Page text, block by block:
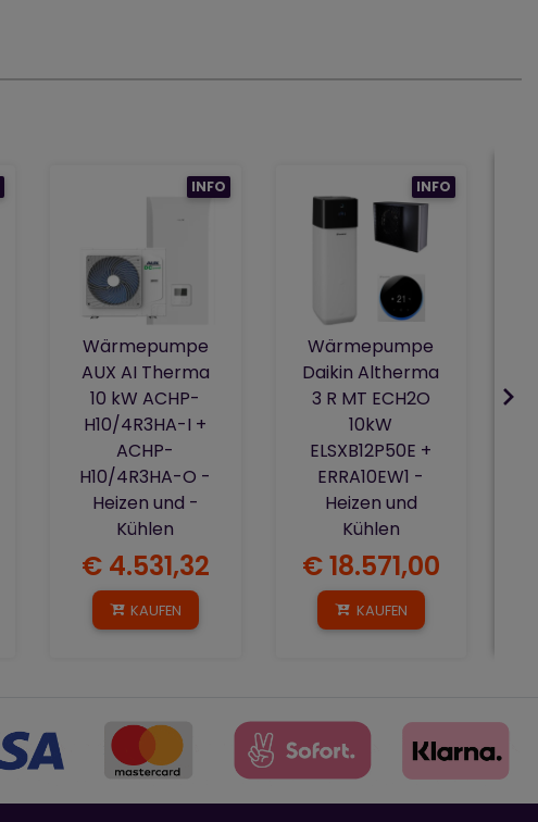
INFO
Wärmepumpe
AUX AI Therma
10 kW ACHP-
H10/4R3HA-I +
ACHP-
H10/4R3HA-O -
Heizen und -
Kühlen
€ 4.531,32
KAUFEN
INFO
Wärmepumpe
Daikin Altherma
3 R MT ECH2O
10kW
ELSXB12P50E +
ERRA10EW1 -
Heizen und
Kühlen
€ 18.571,00
KAUFEN